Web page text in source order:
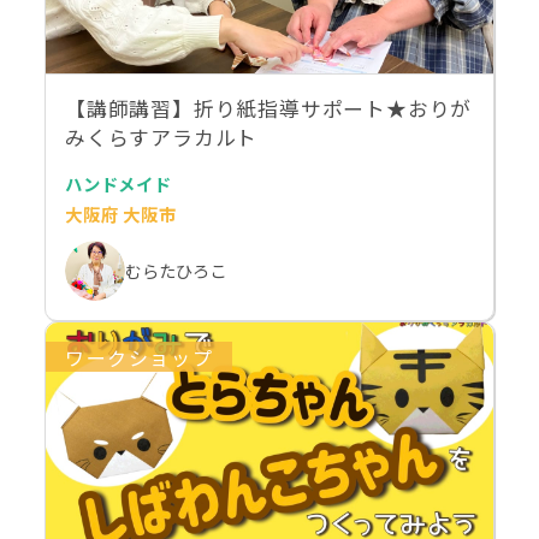
【講師講習】折り紙指導サポート★おりが
みくらすアラカルト
ハンドメイド
大阪府 大阪市
むらたひろこ
ワークショップ